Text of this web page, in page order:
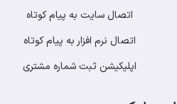
اتصال سایت به پیام کوتاه
اتصال نرم افزار به پیام کوتاه
اپلیکیشن ثبت شماره مشتری